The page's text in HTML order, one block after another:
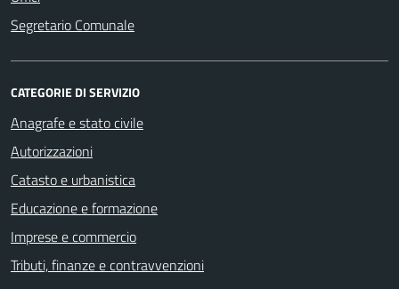
Segretario Comunale
CATEGORIE DI SERVIZIO
Anagrafe e stato civile
Autorizzazioni
Catasto e urbanistica
Educazione e formazione
Imprese e commercio
Tributi, finanze e contravvenzioni